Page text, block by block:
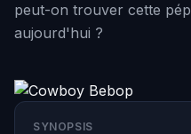
peut-on trouver cette
aujourd'hui ?
SYNOPSIS